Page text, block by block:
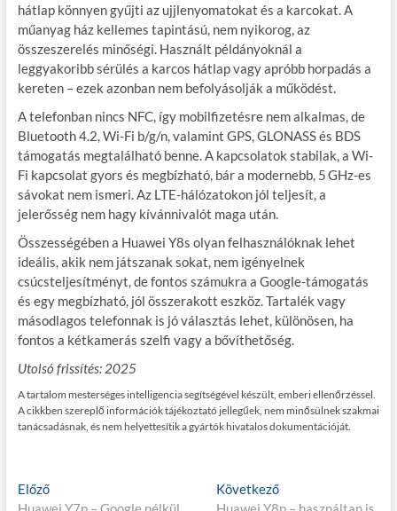
hátlap könnyen gyűjti az ujjlenyomatokat és a karcokat. A
műanyag ház kellemes tapintású, nem nyikorog, az
összeszerelés minőségi. Használt példányoknál a
leggyakoribb sérülés a karcos hátlap vagy apróbb horpadás a
kereten – ezek azonban nem befolyásolják a működést.
A telefonban nincs NFC, így mobilfizetésre nem alkalmas, de
Bluetooth 4.2, Wi-Fi b/g/n, valamint GPS, GLONASS és BDS
támogatás megtalálható benne. A kapcsolatok stabilak, a Wi-
Fi kapcsolat gyors és megbízható, bár a modernebb, 5 GHz-es
sávokat nem ismeri. Az LTE-hálózatokon jól teljesít, a
jelerősség nem hagy kívánnivalót maga után.
Összességében a Huawei Y8s olyan felhasználóknak lehet
ideális, akik nem játszanak sokat, nem igényelnek
csúcsteljesítményt, de fontos számukra a Google-támogatás
és egy megbízható, jól összerakott eszköz. Tartalék vagy
másodlagos telefonnak is jó választás lehet, különösen, ha
fontos a kétkamerás szelfi vagy a bővíthetőség.
Utolsó frissítés: 2025
A tartalom mesterséges intelligencia segítségével készült, emberi ellenőrzéssel.
A cikkben szereplő információk tájékoztató jellegűek, nem minősülnek szakmai
tanácsadásnak, és nem helyettesítik a gyártók hivatalos dokumentációját.
Bejegyzés
ElőzőE
l
KövetkezőK
ö